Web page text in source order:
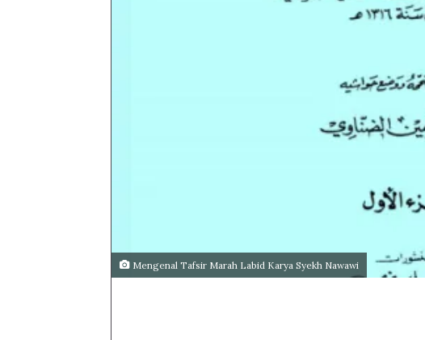
Mengenal Tafsir Marah Labid Karya Syekh Nawawi